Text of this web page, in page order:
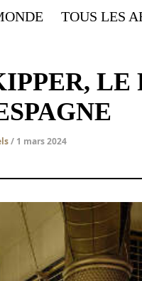
TOUS LES
LE
/ 1 mars 2024